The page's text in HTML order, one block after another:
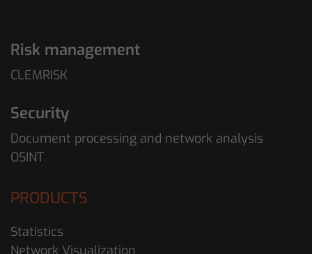
Risk management
CLEMRISK
Security
Document processing and network analysis
OSINT
PRODUCTS
Statistics
Network Visualization